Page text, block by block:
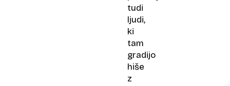
tudi
ljudi,
ki
tam
gradijo
hiše
z